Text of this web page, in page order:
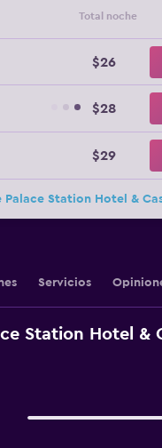
Total noche
$26
$28
$29
Palace Station Hotel &
Servicios
Station Hotel &